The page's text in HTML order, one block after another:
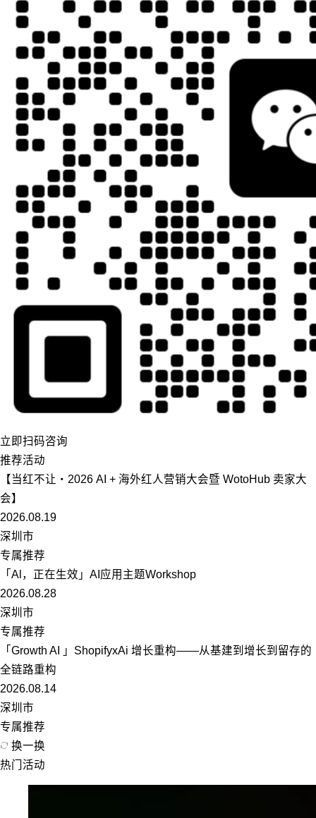
立即扫码咨询
推荐活动
【当红不让・2026 AI + 海外红人营销大会暨 WotoHub 卖家大
会】
2026.08.19
深圳市
专属推荐
「Al，正在生效」AI应用主题Workshop
2026.08.28
深圳市
专属推荐
「Growth AI 」ShopifyxAi 增长重构——从基建到增长到留存的
全链路重构
2026.08.14
深圳市
专属推荐
换一换
热门活动